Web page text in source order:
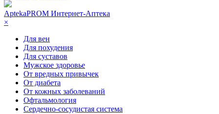
AptekaPROM Интернет-Аптека
×
Для вен
Для похудения
Для суставов
Мужское здоровье
От вредных привычек
От диабета
От кожных заболеваний
Офтальмология
Сердечно-сосудистая система